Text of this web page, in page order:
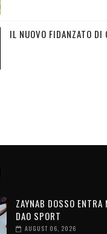
IL NUOVO FIDANZATO DI
ZAYNAB DOSSO
DAO SPORT
AUGUST 06, 2026